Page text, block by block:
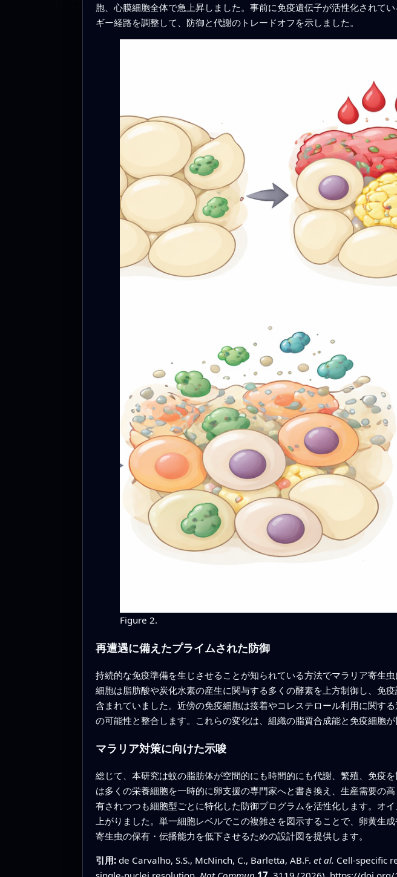
胞、心膜細胞全体で急上昇しました。事前に免疫遺伝子が活性化されて
ギー経路を調整して、防御と代謝のトレードオフを示しました。
Figure 2.
再遭遇に備えたプライムされた防御
持続的な免疫準備を生じさせることが知られている方法でマラリア寄生
細胞は脂肪酸や炭化水素の産生に関与する多くの酵素を上方制御し、免
含まれていました。近傍の免疫細胞は接着やコレステロール利用に関す
の可能性と整合します。これらの変化は、組織の脂質合成能と免疫細胞
マラリア対策に向けた示唆
総じて、本研究は蚊の脂肪体が空間的にも時間的にも代謝、繁殖、免疫
は多くの栄養細胞を一時的に卵支援の専門家へと書き換え、生産需要の
有されつつも細胞型ごとに特化した防御プログラムを活性化します。オ
上がりました。単一細胞レベルでこの複雑さを図示することで、卵黄生
寄生虫の保有・伝播能力を低下させるための設計図を提供します。
引用: de Carvalho, S.S., McNinch, C., Barletta, AB.F. et al. Cell-specific